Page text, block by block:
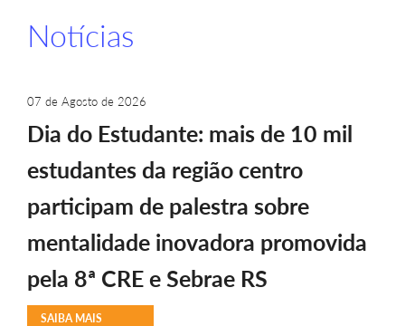
Notícias
07 de Agosto de 2026
Dia do Estudante: mais de 10 mil
estudantes da região centro
participam de palestra sobre
mentalidade inovadora promovida
pela 8ª CRE e Sebrae RS
SAIBA MAIS